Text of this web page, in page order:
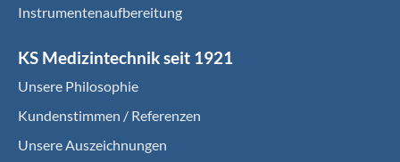
Instrumentenaufbereitung
KS Medizintechnik seit 1921
Unsere Philosophie
Kundenstimmen / Referenzen
Unsere Auszeichnungen